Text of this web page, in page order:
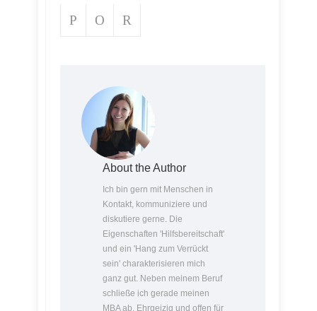
About the Author
Ich bin gern mit Menschen in
Kontakt, kommuniziere und
diskutiere gerne. Die
Eigenschaften 'Hilfsbereitschaft'
und ein 'Hang zum Verrückt
sein' charakterisieren mich
ganz gut. Neben meinem Beruf
schließe ich gerade meinen
MBA ab. Ehrgeizig und offen für